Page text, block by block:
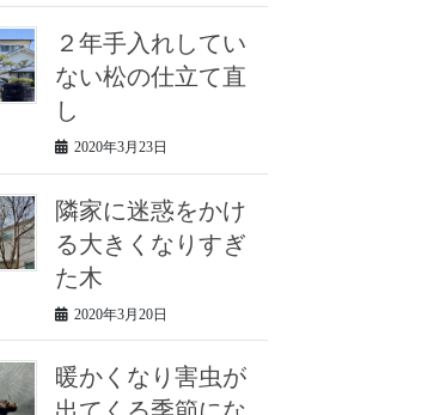
２年手入れしてい
ない松の仕立て直
し
2020年3月23日
隣家に迷惑をかけ
る大きくなりすぎ
た木
2020年3月20日
暖かくなり害虫が